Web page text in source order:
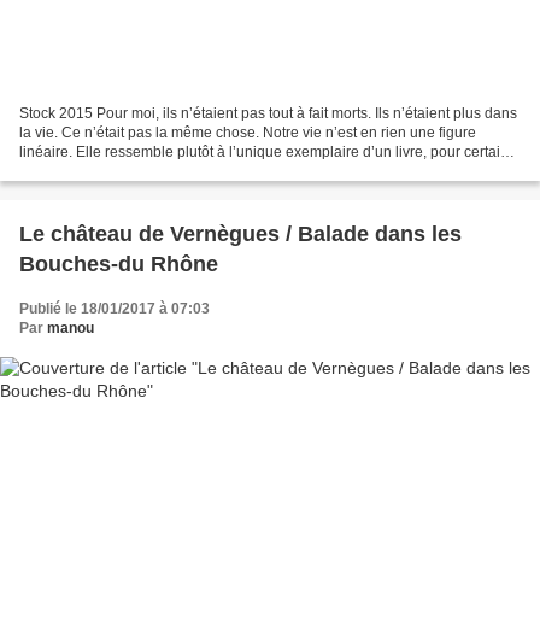
Stock 2015 Pour moi, ils n’étaient pas tout à fait morts. Ils n’étaient plus dans
la vie. Ce n’était pas la même chose. Notre vie n’est en rien une figure
linéaire. Elle ressemble plutôt à l’unique exemplaire d’un livre, pour certains
Le château de Vernègues / Balade dans les
Bouches-du Rhône
Publié le 18/01/2017 à 07:03
Par manou